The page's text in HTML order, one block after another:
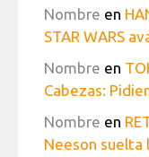
Nombre en
STAR WARS
Nombre en
Cabezas:
Nombre en
Neeson suelta